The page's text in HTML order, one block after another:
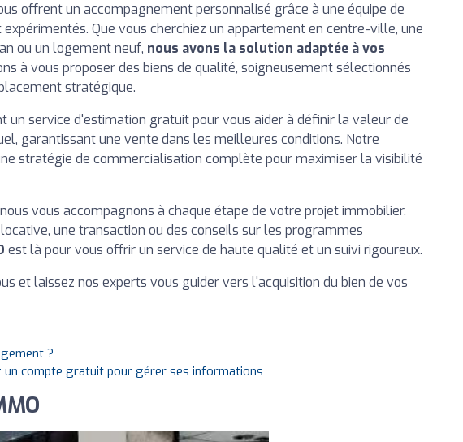
offrent un accompagnement personnalisé grâce à une équipe de
Que vous cherchiez un appartement en centre-ville, une
ou un logement neuf, nous avons la solution adaptée à vos
à vous proposer des biens de qualité, soigneusement sélectionnés
stratégique.
un service d'estimation gratuit pour vous aider à définir la valeur de
garantissant une vente dans les meilleures conditions. Notre
stratégie de commercialisation complète pour maximiser la visibilité
vous accompagnons à chaque étape de votre projet immobilier.
une transaction ou des conseils sur les programmes
est là pour vous offrir un service de haute qualité et un suivi rigoureux.
et laissez nos experts vous guider vers l'acquisition du bien de vos
?
un compte gratuit pour gérer ses informations